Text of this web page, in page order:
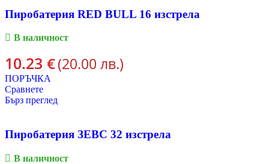
Пиробатерия RED BULL 16 изстрела
В наличност
10.23 €(20.00 лв.)
ПОРЪЧКА
Сравнете
Бърз преглед
Пиробатерия ЗЕВС 32 изстрела
В наличност